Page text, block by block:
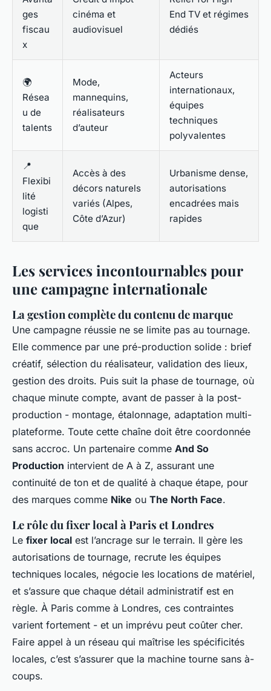
ges
fiscau
x
cinéma et
audiovisuel
End TV et régimes
dédiés
🌍
Résea
u de
talents
Mode,
mannequins,
réalisateurs
d’auteur
Acteurs
internationaux,
équipes
techniques
polyvalentes
📍
Flexibi
lité
logisti
que
Accès à des
décors naturels
variés (Alpes,
Côte d’Azur)
Urbanisme dense,
autorisations
encadrées mais
rapides
Les services incontournables pour
une campagne internationale
La gestion complète du contenu de marque
Une campagne réussie ne se limite pas au tournage.
Elle commence par une pré-production solide : brief
créatif, sélection du réalisateur, validation des lieux,
gestion des droits. Puis suit la phase de tournage, où
chaque minute compte, avant de passer à la post-
production - montage, étalonnage, adaptation multi-
plateforme. Toute cette chaîne doit être coordonnée
sans accroc. Un partenaire comme And So
Production intervient de A à Z, assurant une
continuité de ton et de qualité à chaque étape, pour
des marques comme Nike ou The North Face.
Le rôle du fixer local à Paris et Londres
Le fixer local est l’ancrage sur le terrain. Il gère les
autorisations de tournage, recrute les équipes
techniques locales, négocie les locations de matériel,
et s’assure que chaque détail administratif est en
règle. À Paris comme à Londres, ces contraintes
varient fortement - et un imprévu peut coûter cher.
Faire appel à un réseau qui maîtrise les spécificités
locales, c’est s’assurer que la machine tourne sans à-
coups.